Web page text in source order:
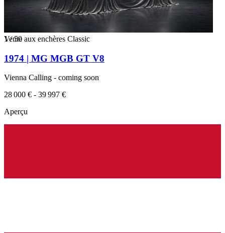
1/50
Vente aux enchères Classic
1974 | MG MGB GT V8
Vienna Calling - coming soon
28 000 € - 39 997 €
Aperçu